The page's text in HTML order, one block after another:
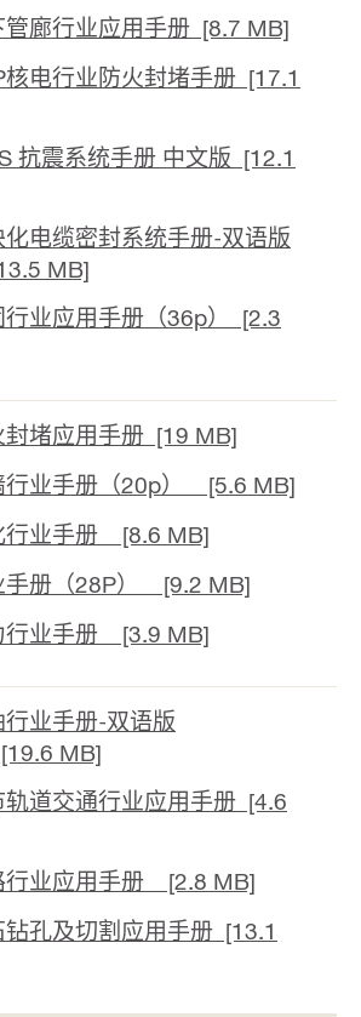
管廊行业应用手册 [8.7 MB]
核电行业防火封堵手册 [17.1
抗震系统手册 中文版 [12.1
化电缆密封系统手册-双语版
MB]
行业应用手册（36p） [2.3
封堵应用手册 [19 MB]
行业手册（20p） [5.6 MB]
行业手册 [8.6 MB]
手册（28P） [9.2 MB]
行业手册 [3.9 MB]
行业手册-双语版
MB]
轨道交通行业应用手册 [4.6
行业应用手册 [2.8 MB]
钻孔及切割应用手册 [13.1